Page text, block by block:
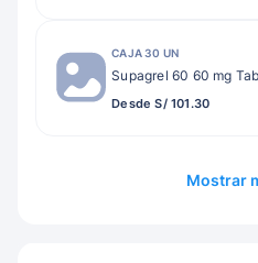
CAJA 30 UN
Supagrel 60 60 mg
Desde S/ 101.30
Mostrar